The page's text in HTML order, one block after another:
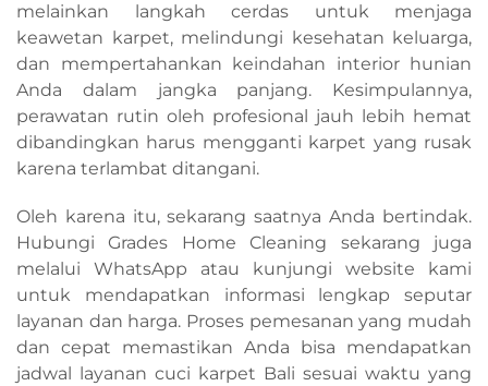
melainkan langkah cerdas untuk menjaga
keawetan karpet, melindungi kesehatan keluarga,
dan mempertahankan keindahan interior hunian
Anda dalam jangka panjang. Kesimpulannya,
perawatan rutin oleh profesional jauh lebih hemat
dibandingkan harus mengganti karpet yang rusak
karena terlambat ditangani.
Oleh karena itu, sekarang saatnya Anda bertindak.
Hubungi Grades Home Cleaning sekarang juga
melalui WhatsApp atau kunjungi website kami
untuk mendapatkan informasi lengkap seputar
layanan dan harga. Proses pemesanan yang mudah
dan cepat memastikan Anda bisa mendapatkan
jadwal layanan cuci karpet Bali sesuai waktu yang